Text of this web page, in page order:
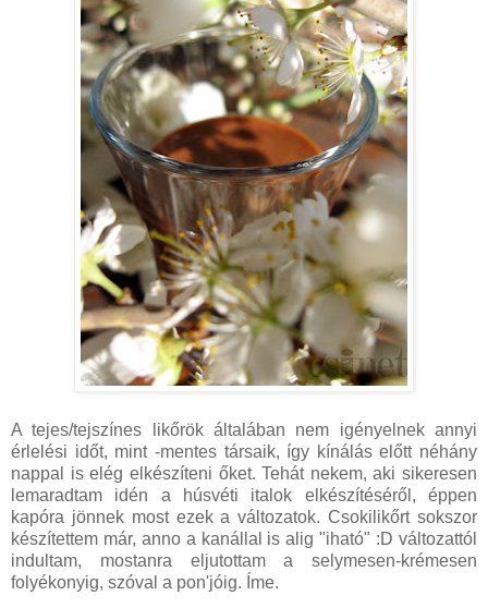
A tejes/tejszínes likőrök általában nem igényelnek annyi
érlelési időt, mint -mentes társaik, így kínálás előtt néhány
nappal is elég elkészíteni őket. Tehát nekem, aki sikeresen
lemaradtam idén a húsvéti italok elkészítéséről, éppen
kapóra jönnek most ezek a változatok. Csokilikőrt sokszor
készítettem már, anno a kanállal is alig "iható" :D változattól
indultam, mostanra eljutottam a selymesen-krémesen
folyékonyig, szóval a pon'jóig. Íme.